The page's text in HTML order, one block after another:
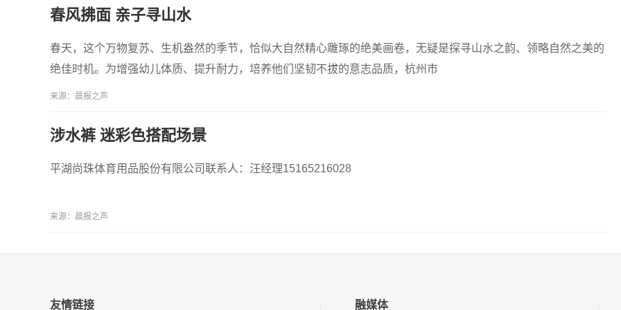
春风拂面 亲子寻山水
春天，这个万物复苏、生机盎然的季节，恰似大自然精心雕琢的绝美画卷，无疑是探寻山水之韵、领略自然之美的
绝佳时机。为增强幼儿体质、提升耐力，培养他们坚韧不拔的意志品质，杭州市
来源：晨报之声
涉水裤 迷彩色搭配场景
平湖尚珠体育用品股份有限公司联系人：汪经理15165216028
来源：晨报之声
友情链接 融媒体